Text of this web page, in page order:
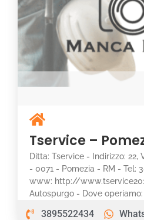
Tservice –
Ditta: Tservice - Indirizzo: 22,
- 0071 - Pomezia - RM - Tel:
www: http://
Autospurgo - Dove operiamo:
3895522434